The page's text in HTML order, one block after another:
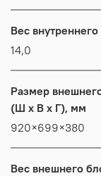
Вес внутреннего
14,0
Размер
(Ш x В x Г), мм
920×699×380
Вес внешнего